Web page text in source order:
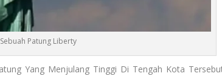
Patung Liberty
Yang Menjulang Tinggi Di Tengah Kota